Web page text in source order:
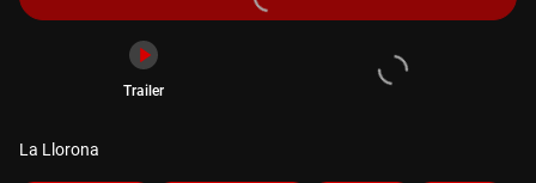
Trailer
La Llorona